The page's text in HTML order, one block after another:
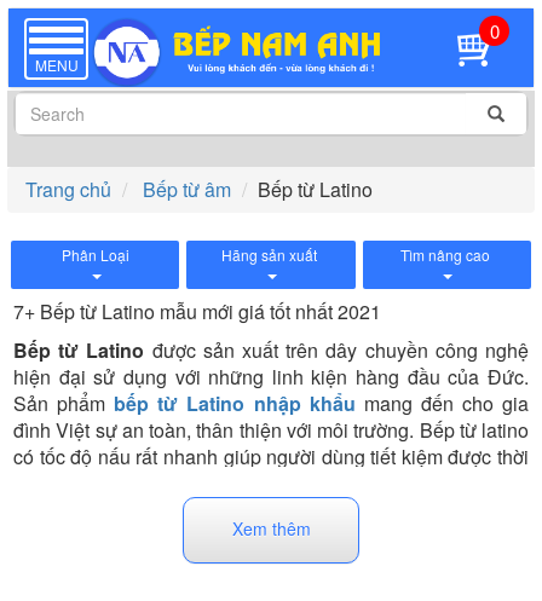
TOGGLE
NAVIGATION
MENU
0
Trang chủ Bếp từ âm Bếp từ Latino
Phân Loại Hãng sản xuất Tìm nâng cao
7+ Bếp từ Latino mẫu mới giá tốt nhất 2021
Bếp từ Latino được sản xuất trên dây chuyền công nghệ
hiện đại sử dụng với những linh kiện hàng đầu của Đức.
Sản phẩm bếp từ Latino nhập khẩu mang đến cho gia
đình Việt sự an toàn, thân thiện với môi trường. Bếp từ latino
có tốc độ nấu rất nhanh giúp người dùng tiết kiệm được thời
nên rất tiết kiệm điện giảm chi phí sinh hoạt cho gia đình.
Xem thêm